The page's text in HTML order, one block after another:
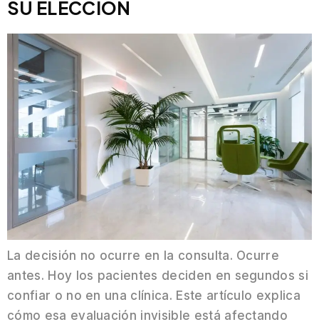
SU ELECCIÓN
La decisión no ocurre en la consulta. Ocurre
antes. Hoy los pacientes deciden en segundos si
confiar o no en una clínica. Este artículo explica
cómo esa evaluación invisible está afectando